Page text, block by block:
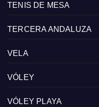
TENIS DE MESA
TERCERA ANDALUZA
VELA
VÓLEY
VÓLEY PLAYA